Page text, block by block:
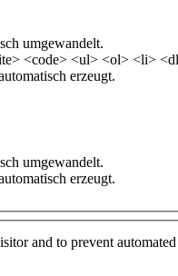
umgewandelt.
<code> <ul> <ol> <li>
erzeugt.
umgewandelt.
erzeugt.
and to prevent automated